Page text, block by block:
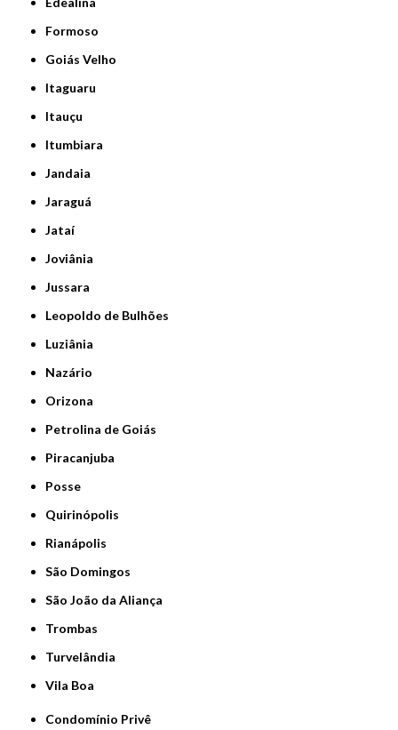
Formoso
Goiás Velho
Itaguaru
Itauçu
Itumbiara
Jandaia
Jaraguá
Jataí
Joviânia
Jussara
Leopoldo de Bulhões
Luziânia
Nazário
Orizona
Petrolina de Goiás
Piracanjuba
Posse
Quirinópolis
Rianápolis
São Domingos
São João da Aliança
Trombas
Turvelândia
Vila Boa
Condomínio Privê